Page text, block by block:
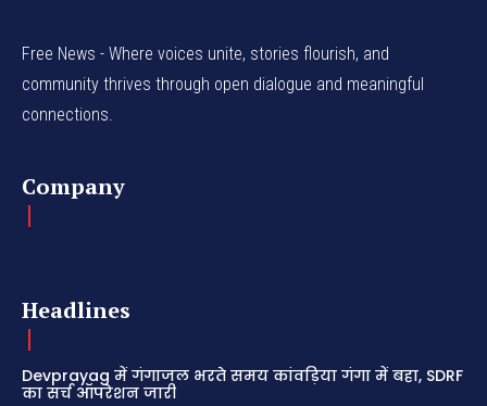
Free News - Where voices unite, stories flourish, and
community thrives through open dialogue and meaningful
connections.
Company
Headlines
Devprayag में गंगाजल भरते समय कांवड़िया गंगा में बहा, SDRF
का सर्च ऑपरेशन जारी